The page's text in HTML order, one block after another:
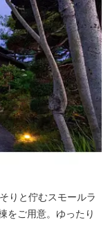
りと佇むスモールラ
をご用意。ゆったり